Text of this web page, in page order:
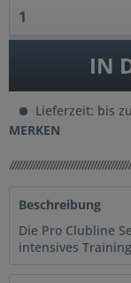
IN
Lieferzeit: bis
MERKEN
Beschreibung
Die Pro Clubline
intensives